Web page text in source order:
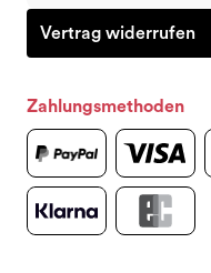
Vertrag widerrufen
Zahlungsmethoden